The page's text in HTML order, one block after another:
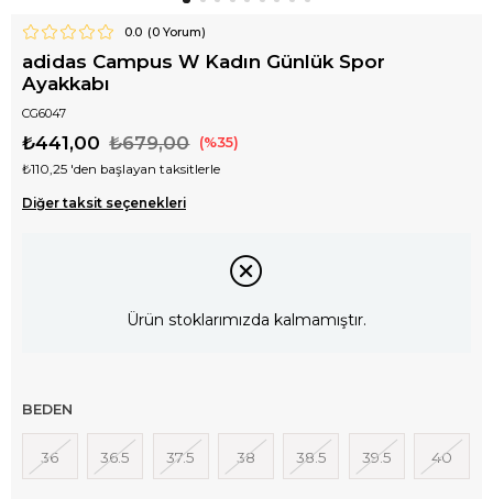
0.0 (0Yorum)
adidas Campus W Kadın Günlük Spor
Ayakkabı
CG6047
₺679,00
₺441,00 35
₺110,25 'den başlayan taksitlerle
Diğer taksit seçenekleri
Ürün stoklarımızda kalmamıştır.
BEDEN
36 36.5 37.5 38 38.5 39.5 40